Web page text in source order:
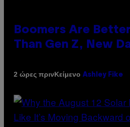
Boomers Are
Than Gen Z, New
2 ώρες πρινΚείμενο Ashley Fike